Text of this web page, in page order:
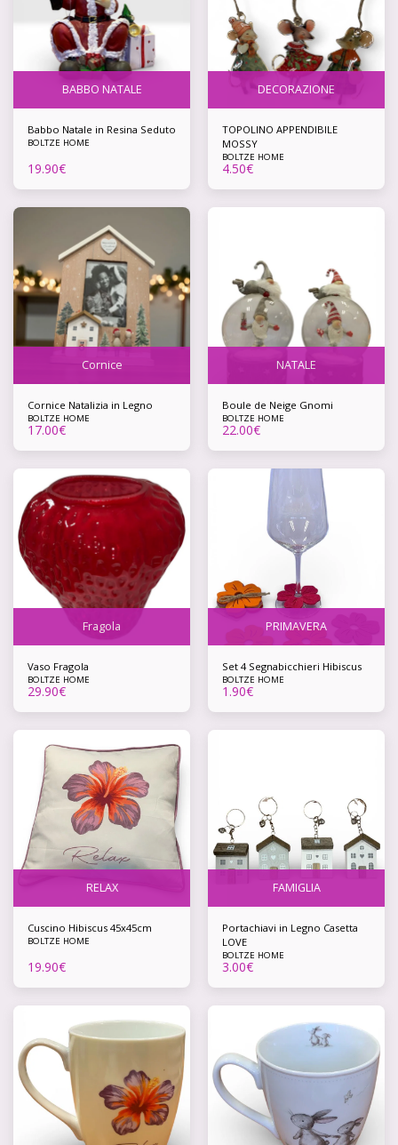
BABBO NATALE
Babbo Natale in Resina Seduto
BOLTZE HOME
19.90€
DECORAZIONE
TOPOLINO APPENDIBILE
MOSSY
BOLTZE HOME
4.50€
Cornice
Cornice Natalizia in Legno
BOLTZE HOME
17.00€
NATALE
Boule de Neige Gnomi
BOLTZE HOME
22.00€
Fragola
Vaso Fragola
BOLTZE HOME
29.90€
PRIMAVERA
Set 4 Segnabicchieri Hibiscus
BOLTZE HOME
1.90€
RELAX
Cuscino Hibiscus 45x45cm
BOLTZE HOME
19.90€
FAMIGLIA
Portachiavi in Legno Casetta
LOVE
BOLTZE HOME
3.00€